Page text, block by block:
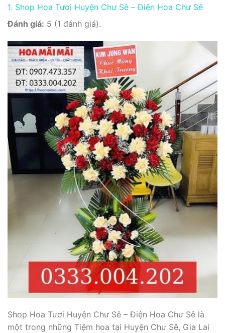
1. Shop Hoa Tươi Huyện Chư Sê – Điện Hoa Chư Sê
Đánh giá: 5 (1 đánh giá).
Shop Hoa Tươi Huyện Chư Sê – Điện Hoa Chư Sê là
một trong những Tiệm hoa tại Huyện Chư Sê, Gia Lai